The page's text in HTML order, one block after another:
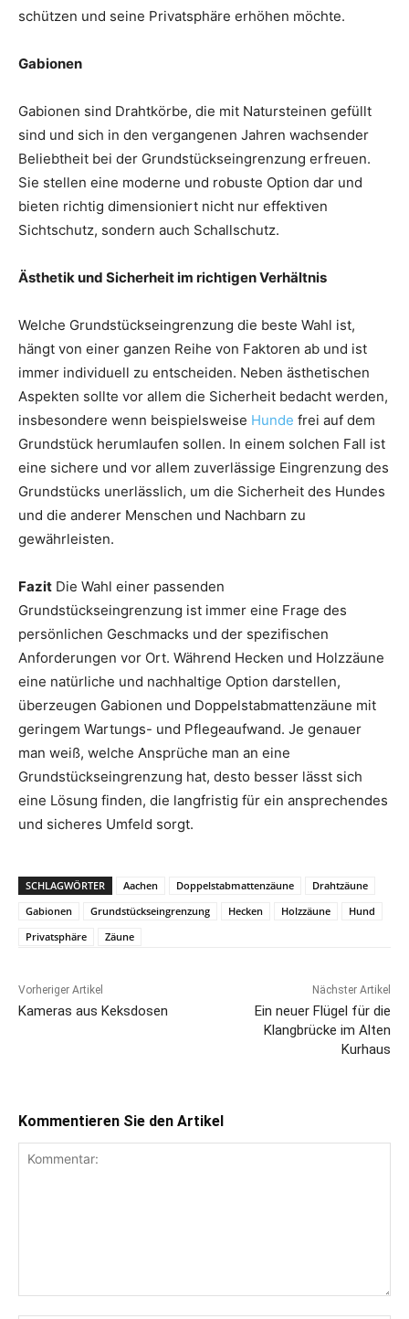
schützen und seine Privatsphäre erhöhen möchte.
Gabionen
Gabionen sind Drahtkörbe, die mit Natursteinen gefüllt
sind und sich in den vergangenen Jahren wachsender
Beliebtheit bei der Grundstückseingrenzung erfreuen.
Sie stellen eine moderne und robuste Option dar und
bieten richtig dimensioniert nicht nur effektiven
Sichtschutz, sondern auch Schallschutz.
Ästhetik und Sicherheit im richtigen Verhältnis
Welche Grundstückseingrenzung die beste Wahl ist,
hängt von einer ganzen Reihe von Faktoren ab und ist
immer individuell zu entscheiden. Neben ästhetischen
Aspekten sollte vor allem die Sicherheit bedacht werden,
insbesondere wenn beispielsweise Hunde frei auf dem
Grundstück herumlaufen sollen. In einem solchen Fall ist
eine sichere und vor allem zuverlässige Eingrenzung des
Grundstücks unerlässlich, um die Sicherheit des Hundes
und die anderer Menschen und Nachbarn zu
gewährleisten.
Fazit Die Wahl einer passenden
Grundstückseingrenzung ist immer eine Frage des
persönlichen Geschmacks und der spezifischen
Anforderungen vor Ort. Während Hecken und Holzzäune
eine natürliche und nachhaltige Option darstellen,
überzeugen Gabionen und Doppelstabmattenzäune mit
geringem Wartungs- und Pflegeaufwand. Je genauer
man weiß, welche Ansprüche man an eine
Grundstückseingrenzung hat, desto besser lässt sich
eine Lösung finden, die langfristig für ein ansprechendes
und sicheres Umfeld sorgt.
SCHLAGWÖRTER Aachen Doppelstabmattenzäune
Drahtzäune
Gabionen
Grundstückseingrenzung Hecken Holzzäune
Hund
Privatsphäre
Zäune
Vorheriger Artikel
Kameras aus Keksdosen
Nächster Artikel
Ein neuer Flügel für die
Klangbrücke im Alten
Kurhaus
Kommentieren Sie den Artikel